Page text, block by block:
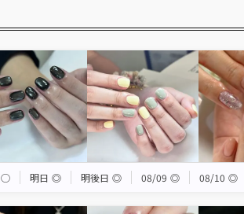
◯ 明日 ◎ 明後日 ◎ 08/09 ◎ 08/10 ◎